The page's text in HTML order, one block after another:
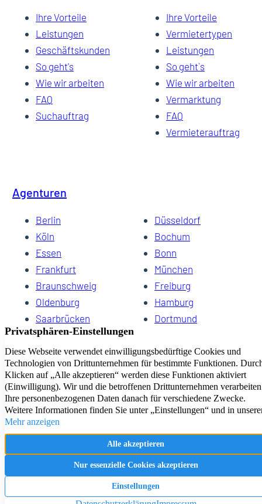
Ihre Vorteile
Leistungen
Geschäftskunden
So geht's
Wie wir arbeiten
FAQ
Suchauftrag
Ihre Vorteile
Vermietertypen
Leistungen
So geht`s
Wie wir arbeiten
Vermarktung
FAQ
Vermieterauftrag
Agenturen
Berlin
Düsseldorf
Köln
Bochum
Essen
Bonn
Frankfurt
München
Braunschweig
Freiburg
Oldenburg
Hamburg
Saarbrücken
Dortmund
Hannover
Dresden
Kiel
Wuppertal
Bremen
HomeCompany eG Ihre Agenturen für Wohnen auf Zeit
Impressum Datenschutz Kontakt